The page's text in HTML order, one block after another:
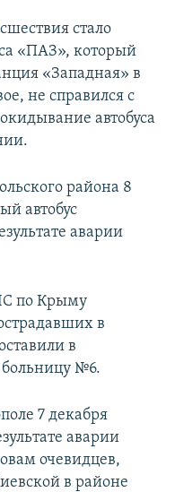
стало
«ПАЗ», который
«Западная» в
не справился с
автобуса
района 8
автобус
аварии
по Крыму
в
в
№6.
7 декабря
аварии
очевидцев,
в районе